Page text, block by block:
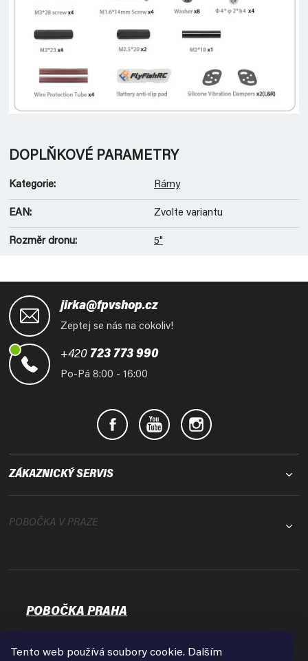
Tento web používá soubory cookie. Dalším
DOPLŇKOVÉ PARAMETRY
Kategorie: Rámy
EAN: Zvolte variantu
Rozměr dronu: 5"
jirka@fpvshop.cz
Zeptej se nás na cokoliv!
+420 723 773 990
Po-Pá 8:00 - 16:00
ZÁKAZNICKÝ SERVIS
POBOČKA V PRAZE
POBOČKA PRAHA
17000 Praha - Holešovice